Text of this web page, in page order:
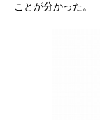
ことが分かった。